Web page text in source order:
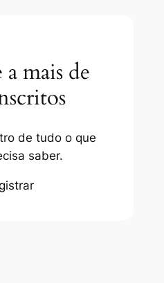
mais de
de tudo o que
saber.